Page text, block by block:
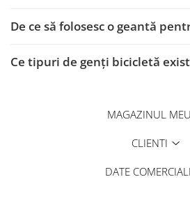
De ce să folosesc o geantă
Ce tipuri de genți bicicletă
MAGAZINUL MEU
CLIENTI
DATE